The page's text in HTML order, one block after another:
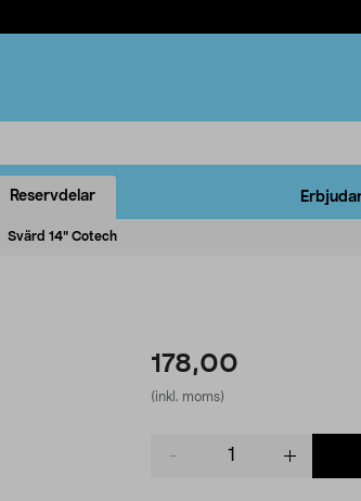
Reservdelar
Svärd 14" Cotech
178,00
(inkl. moms)